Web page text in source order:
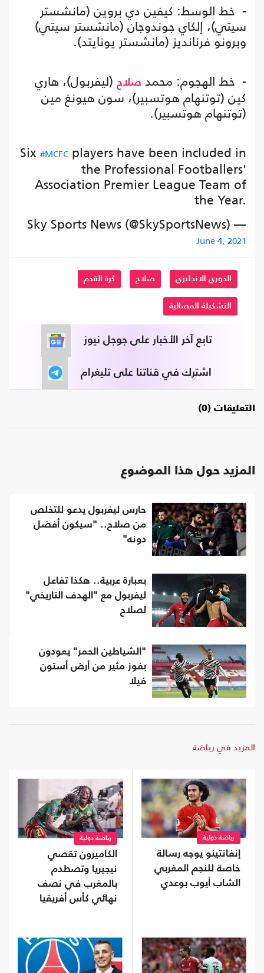
- خط الوسط: كيفين دي بروين (مانشستر
سيتي)، إلكاي جوندوجان (مانشستر سيتي)
وبرونو فرنانديز (مانشستر يونايتد).
- خط الهجوم: محمد صلاح (ليفربول)، هاري
كين (توتنهام هوتسبير)، سون هيونغ مين
(توتنهام هوتسبير).
Six #MCFC players have been included in
the Professional Footballers'
Association Premier League Team of
the Year.
— Sky Sports News (@SkySportsNews)
June 4, 2021
الدوري الانجليزي صلاح كرة القدم
التشكيلة المصالية
تابع آخر الأخبار على جوجل نيوز
اشترك في قناتنا على تليغرام
التعليقات (0)
المزيد حول هذا الموضوع
حارس ليفربول يدعو للتخلص
من صلاح.. "سيكون أفضل
دونه"
بعبارة عربية.. هكذا تفاعل
ليفربول مع "الهدف التاريخي"
لصلاح
"الشياطين الحمر" يعودون
بفوز مثير من أرض أستون
فيلا
المزيد في رياضة
رياضة دولية
إنفانتينو يوجه رسالة
خاصة للنجم المغربي
الشاب أيوب بوعدي
رياضة دولية
الكاميرون تقصي
نيجيريا وتصطدم
بالمغرب في نصف
نهائي كأس أفريقيا